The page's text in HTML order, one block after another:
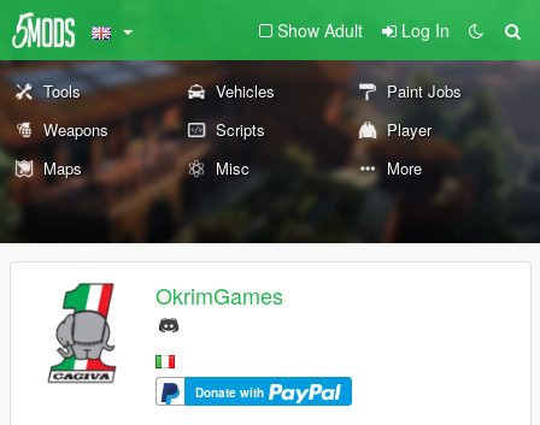
Show Adult Log In
Tools Vehicles
Paint Jobs
Weapons
Scripts
Player
Maps
Misc More
OkrimGames
Donate with